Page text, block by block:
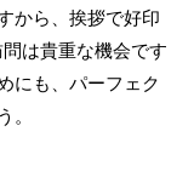
から、挨拶で好印
は貴重な機会です
にも、パーフェク
。